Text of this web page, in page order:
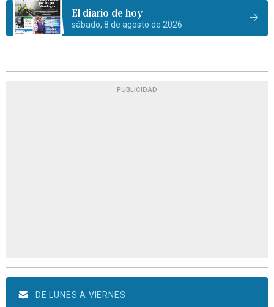
El diario de hoy
sábado, 8 de agosto de 2026
PUBLICIDAD
DE LUNES A VIERNES